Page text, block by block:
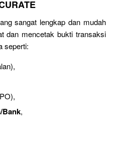
sangat lengkap dan mudah
dan mencetak bukti transaksi
seperti:
Bank,